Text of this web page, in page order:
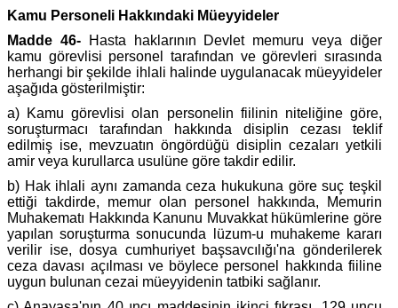
Kamu Personeli Hakkındaki Müeyyideler
Madde 46-Hasta haklarının Devlet memuru veya diğer
kamu görevlisi personel tarafından ve görevleri sırasında
herhangi bir şekilde ihlali halinde uygulanacak müeyyideler
aşağıda gösterilmiştir:
a) Kamu görevlisi olan personelin fiilinin niteliğine göre,
soruşturmacı tarafından hakkında disiplin cezası teklif
edilmiş ise, mevzuatın öngördüğü disiplin cezaları yetkili
amir veya kurullarca usulüne göre takdir edilir.
b) Hak ihlali aynı zamanda ceza hukukuna göre suç teşkil
ettiği takdirde, memur olan personel hakkında, Memurin
Muhakematı Hakkında Kanunu Muvakkat hükümlerine göre
yapılan soruşturma sonucunda lüzum-u muhakeme kararı
verilir ise, dosya cumhuriyet başsavcılığı'na gönderilerek
ceza davası açılması ve böylece personel hakkında fiiline
uygun bulunan cezai müeyyidenin tatbiki sağlanır.